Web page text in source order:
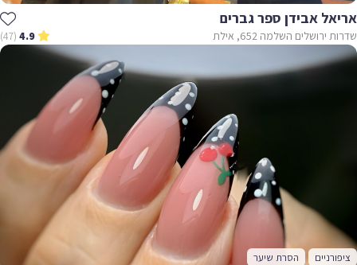
אריאל אבידן ספר גברים
שדרות ירושלים השלמה 652, אילת 4.9
(47)
ציפורניים הסרת שיער